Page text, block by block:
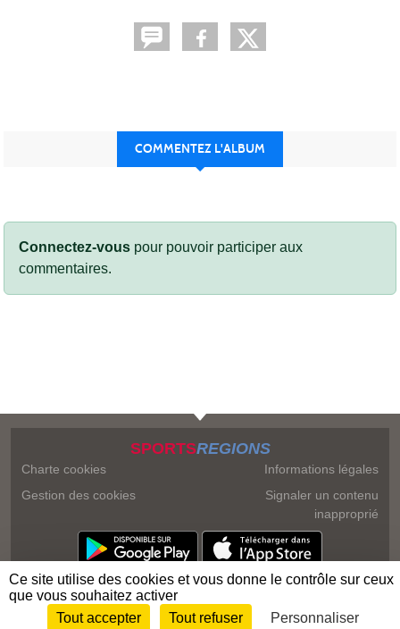
COMMENTEZ L'ALBUM
Connectez-vous pour pouvoir participer aux
commentaires.
SPORTSREGIONS
Charte cookies
Gestion des cookies
Informations légales
Signaler un contenu
inapproprié
Envie de participer ? Connexion
Ce site utilise des cookies et vous donne le contrôle sur ceux
que vous souhaitez activer
Tout accepter
Tout refuser Personnaliser